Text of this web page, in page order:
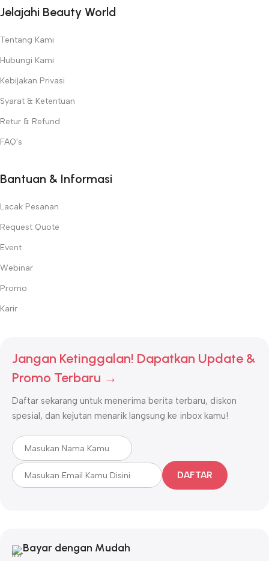
Jelajahi Beauty World
Tentang Kami
Hubungi Kami
Kebijakan Privasi
Syarat & Ketentuan
Retur & Refund
FAQ's
Bantuan & Informasi
Lacak Pesanan
Request Quote
Event
Webinar
Promo
Karir
Jangan Ketinggalan! Dapatkan Update &
Promo Terbaru →
Daftar sekarang untuk menerima berita terbaru, diskon
spesial, dan kejutan menarik langsung ke inbox kamu!
DAFTAR
Bayar dengan Mudah